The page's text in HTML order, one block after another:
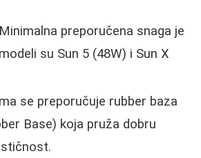
Minimalna preporučena snaga je
su Sun 5 (48W) i Sun X
se preporučuje rubber baza
Base) koja pruža dobru